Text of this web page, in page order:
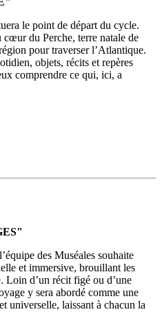
le point de départ du cycle.
du Perche, terre natale de
pour traverser l’Atlantique.
objets, récits et repères
comprendre ce qui, ici, a
des Muséales souhaite
et immersive, brouillant les
Loin d’un récit figé ou d’une
y sera abordé comme une
universelle, laissant à chacun la